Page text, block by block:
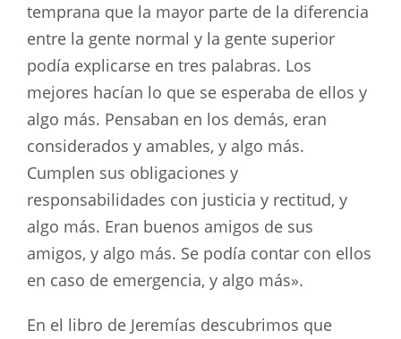
temprana que la mayor parte de la diferencia
entre la gente normal y la gente superior
podía explicarse en tres palabras. Los
mejores hacían lo que se esperaba de ellos y
algo más. Pensaban en los demás, eran
considerados y amables, y algo más.
Cumplen sus obligaciones y
responsabilidades con justicia y rectitud, y
algo más. Eran buenos amigos de sus
amigos, y algo más. Se podía contar con ellos
en caso de emergencia, y algo más».
En el libro de Jeremías descubrimos que